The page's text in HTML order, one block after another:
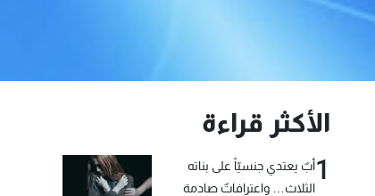
الأكثر قراءة
1أبٌ يعتدي جنسيّاً على بناته
الثلاث… واعترافاتٌ صادمة